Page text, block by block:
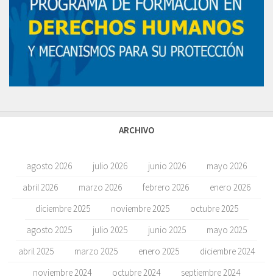
ARCHIVO
agosto 2026 julio 2026 junio 2026
mayo 2026
abril 2026
marzo 2026 febrero 2026
enero 2026
diciembre 2025
noviembre 2025
octubre 2025
agosto 2025
julio 2025 junio 2025
mayo 2025
abril 2025
marzo 2025 enero 2025
diciembre 2024
noviembre 2024
octubre 2024
septiembre 2024